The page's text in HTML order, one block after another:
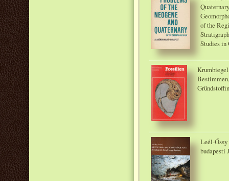
of the
Studies in
Leél-
budapesti